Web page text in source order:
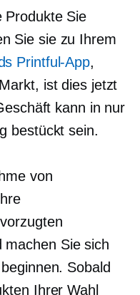
Produkte Sie
Sie sie zu Ihrem
Printful-App,
ist dies jetzt
kann in nur
bestückt sein.
von
machen Sie sich
Sobald
Ihrer Wahl